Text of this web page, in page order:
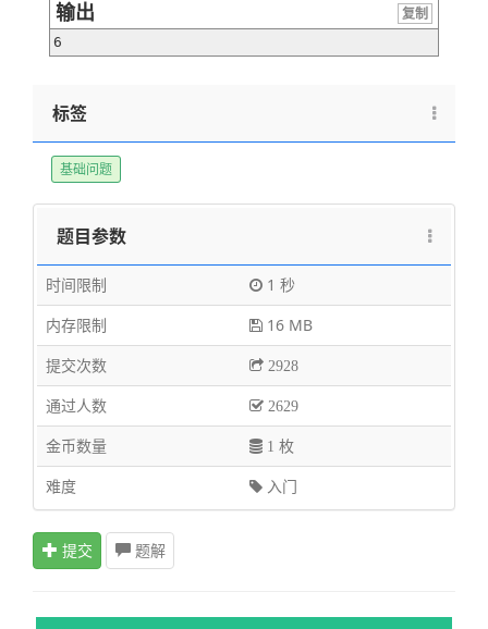
输出
复制
6
标签
基础问题
题目参数
时间限制
1 秒
内存限制
16 MB
提交次数
2928
通过人数 2629
金币数量 1 枚
难度 入门
提交 题解